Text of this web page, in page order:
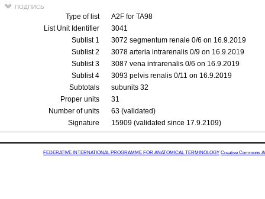
подпись
Type of list
A2F for TA98
List Unit Identifier
3041
Sublist 1
3072 segmentum renale 0/6 on 16.9.2019
Sublist 2
3078 arteria intrarenalis 0/9 on 16.9.2019
Sublist 3
3087 vena intrarenalis 0/6 on 16.9.2019
Sublist 4
3093 pelvis renalis 0/11 on 16.9.2019
Subtotals
subunits 32
Proper units
31
Number of units
63 (validated)
Signature
15909 (validated since 17.9.2109)
FEDERATIVE INTERNATIONAL PROGRAMME FOR ANATOMICAL TERMINOLOGY Creative Commons